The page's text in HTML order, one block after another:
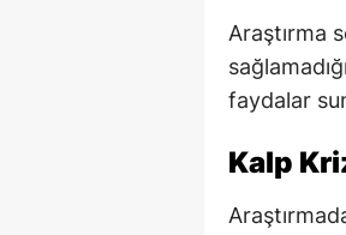
Araştırma
faydalar
Kalp